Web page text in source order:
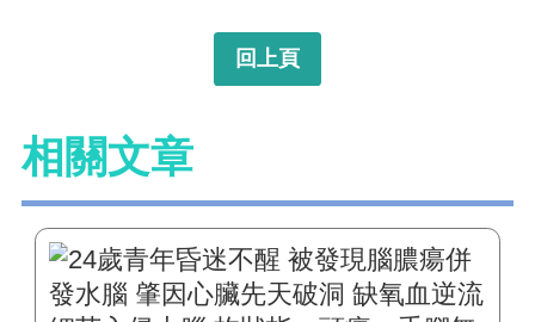
回上頁
相關文章